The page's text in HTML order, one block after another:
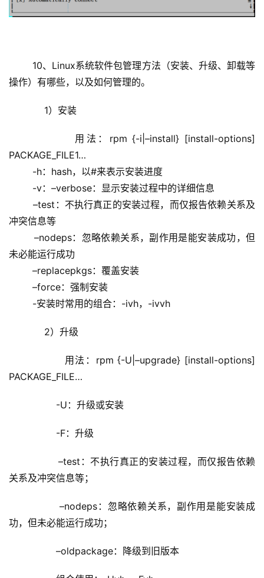
操作）有哪些，以及如何管理的。
	    1）安装
PACKAGE_FILE1…
-h：hash，以#来表示安装进度
-v：–verbose：显示安装过程中的详细信息
–test：不执行真正的安装过程，而仅报告依赖关系及
冲突信息等
–nodeps：忽略依赖关系，副作用是能安装成功，但
未必能运行成功
–replacepkgs：覆盖安装
–force：强制安装
-安装时常用的组合：-ivh，-ivvh
	    2）升级
PACKAGE_FILE…
	        -U：升级或安装
	        -F：升级
	        –test：
不执行真正的安装过程，而仅报告依赖
关系及冲突信息等；
–nodeps： 忽略依赖关系，副作用是能安装成
功，但未必能运行成功；
–oldpackage：降级到旧版本